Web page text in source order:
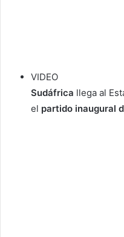
VIDEO
Sudáfrica llega al
el partido inaugural